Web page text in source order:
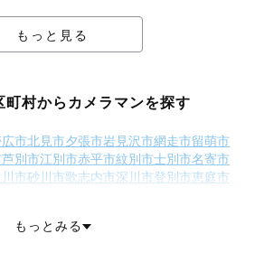
もっと見る
町村からカメラマンを探す
市北見市夕張市岩見沢市網走市留萌市
芦別市江別市赤平市紋別市士別市名寄市
市砂川市歌志内市深川市登別市恵庭市
郡鹿部町茅部郡森町
もっとみる